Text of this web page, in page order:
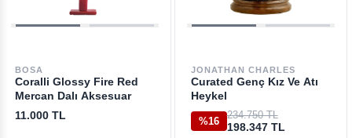
BOSA
Coralli Glossy Fire Red
Mercan Dalı Aksesuar
11.000 TL
JONATHAN CHARLES
Curated Genç Kız Ve Atı
Heykel
%16
234.750 TL
198.347 TL